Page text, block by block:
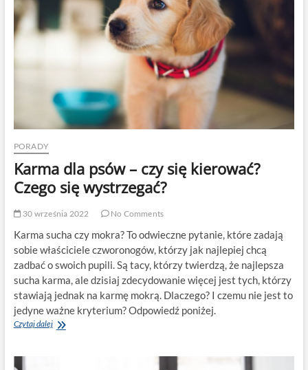
skóry
co
psów
różni
się
od
o
cerę?
PORADY
Karma dla psów – czy się kierować?
Czego się wystrzegać?
30 września 2022 No Comments
Karma sucha czy mokra? To odwieczne pytanie, które zadają
sobie właściciele czworonogów, którzy jak najlepiej chcą
zadbać o swoich pupili. Są tacy, którzy twierdzą, że najlepsza
sucha karma, ale dzisiaj zdecydowanie więcej jest tych, którzy
stawiają jednak na karmę mokrą. Dlaczego? I czemu nie jest to
jedyne ważne kryterium? Odpowiedź poniżej.
Czytaj dalejKarma